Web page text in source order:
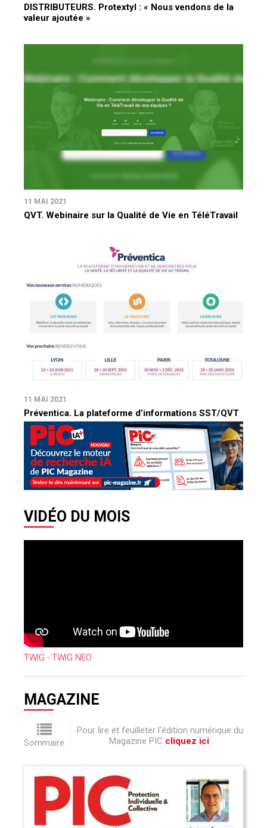
DISTRIBUTEURS. Protextyl : « Nous vendons de la
valeur ajoutée »
11 MAI 2021
QVT. Webinaire sur la Qualité de Vie en TéléTravail
11 MAI 2021
Préventica. La plateforme d’informations SST/QVT
VIDÉO DU MOIS
TWIG - TWIG NEO
MAGAZINE
Sommaire
Pour lire et feuilleter l'édition numérique du
Magazine PIC cliquez ici.